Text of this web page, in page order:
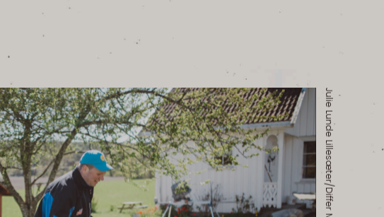
Julie Lunde Lillesæter/Differ Media